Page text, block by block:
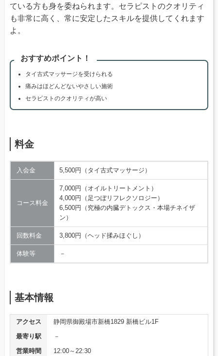
ている方も身を委ねられます。セラピストのクオリティ
も非常に高く、常に安定したスキルを提供してくれます
よ。
おすすめポイント！
タイ古式マッサージを受けられる
痛みはほどんどないやさしい施術
セラピストのクオリティが高い
料金
入会金 5,500円（タイ古式マッサージ）
コース料金
7,000円（オイルトリートメント）
4,000円（足つぼリフレクソロジー）
6,500円（究極の内臓デトックス・本場チネイザ
ン）
回数料金 3,800円（ヘッド揉みほぐし）
体験等 －
基本情報
アクセス
静岡県御殿場市新橋1829 新橋ビル1F
最寄り駅
－
営業時間
12:00～22:30